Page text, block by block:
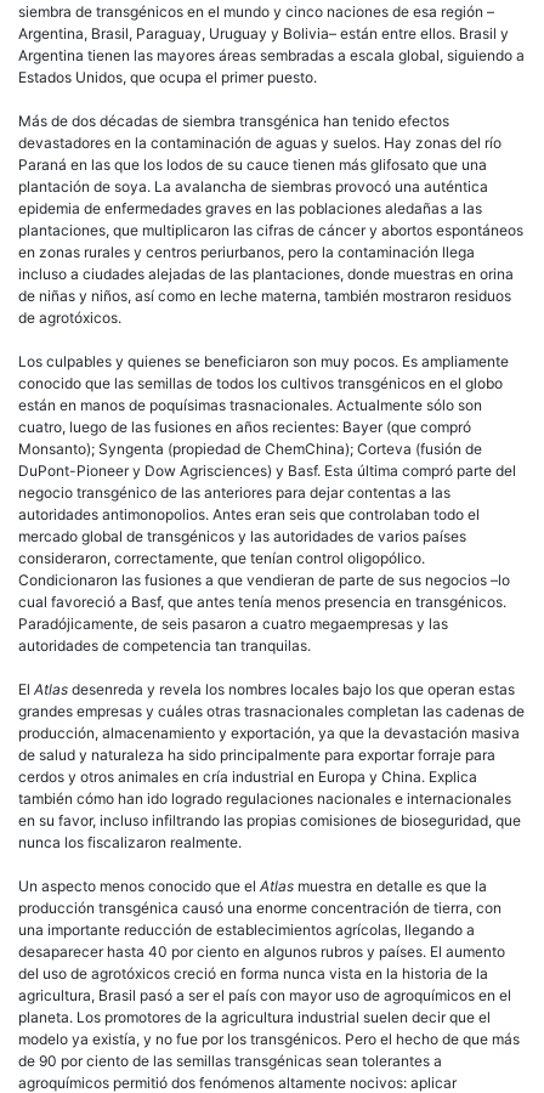
siembra de transgénicos en el mundo y cinco naciones de esa región –
Argentina, Brasil, Paraguay, Uruguay y Bolivia– están entre ellos. Brasil y
Argentina tienen las mayores áreas sembradas a escala global, siguiendo a
Estados Unidos, que ocupa el primer puesto.
Más de dos décadas de siembra transgénica han tenido efectos
devastadores en la contaminación de aguas y suelos. Hay zonas del río
Paraná en las que los lodos de su cauce tienen más glifosato que una
plantación de soya. La avalancha de siembras provocó una auténtica
epidemia de enfermedades graves en las poblaciones aledañas a las
plantaciones, que multiplicaron las cifras de cáncer y abortos espontáneos
en zonas rurales y centros periurbanos, pero la contaminación llega
incluso a ciudades alejadas de las plantaciones, donde muestras en orina
de niñas y niños, así como en leche materna, también mostraron residuos
de agrotóxicos.
Los culpables y quienes se beneficiaron son muy pocos. Es ampliamente
conocido que las semillas de todos los cultivos transgénicos en el globo
están en manos de poquísimas trasnacionales. Actualmente sólo son
cuatro, luego de las fusiones en años recientes: Bayer (que compró
Monsanto); Syngenta (propiedad de ChemChina); Corteva (fusión de
DuPont-Pioneer y Dow Agrisciences) y Basf. Esta última compró parte del
negocio transgénico de las anteriores para dejar contentas a las
autoridades antimonopolios. Antes eran seis que controlaban todo el
mercado global de transgénicos y las autoridades de varios países
consideraron, correctamente, que tenían control oligopólico.
Condicionaron las fusiones a que vendieran de parte de sus negocios –lo
cual favoreció a Basf, que antes tenía menos presencia en transgénicos.
Paradójicamente, de seis pasaron a cuatro megaempresas y las
autoridades de competencia tan tranquilas.
El Atlas desenreda y revela los nombres locales bajo los que operan estas
grandes empresas y cuáles otras trasnacionales completan las cadenas de
producción, almacenamiento y exportación, ya que la devastación masiva
de salud y naturaleza ha sido principalmente para exportar forraje para
cerdos y otros animales en cría industrial en Europa y China. Explica
también cómo han ido logrado regulaciones nacionales e internacionales
en su favor, incluso infiltrando las propias comisiones de bioseguridad, que
nunca los fiscalizaron realmente.
Un aspecto menos conocido que el Atlas muestra en detalle es que la
producción transgénica causó una enorme concentración de tierra, con
una importante reducción de establecimientos agrícolas, llegando a
desaparecer hasta 40 por ciento en algunos rubros y países. El aumento
del uso de agrotóxicos creció en forma nunca vista en la historia de la
agricultura, Brasil pasó a ser el país con mayor uso de agroquímicos en el
planeta. Los promotores de la agricultura industrial suelen decir que el
modelo ya existía, y no fue por los transgénicos. Pero el hecho de que más
de 90 por ciento de las semillas transgénicas sean tolerantes a
agroquímicos permitió dos fenómenos altamente nocivos: aplicar